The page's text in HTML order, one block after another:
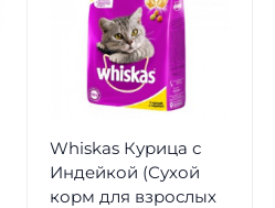
Whiskas Курица с
Индейкой (Сухой
корм для взрослых